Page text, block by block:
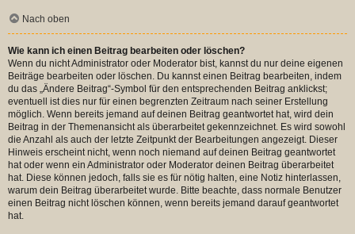
Nach oben
Wie kann ich einen Beitrag bearbeiten oder löschen?
Wenn du nicht Administrator oder Moderator bist, kannst du nur deine eigenen
Beiträge bearbeiten oder löschen. Du kannst einen Beitrag bearbeiten, indem
du das „Ändere Beitrag“-Symbol für den entsprechenden Beitrag anklickst;
eventuell ist dies nur für einen begrenzten Zeitraum nach seiner Erstellung
möglich. Wenn bereits jemand auf deinen Beitrag geantwortet hat, wird dein
Beitrag in der Themenansicht als überarbeitet gekennzeichnet. Es wird sowohl
die Anzahl als auch der letzte Zeitpunkt der Bearbeitungen angezeigt. Dieser
Hinweis erscheint nicht, wenn noch niemand auf deinen Beitrag geantwortet
hat oder wenn ein Administrator oder Moderator deinen Beitrag überarbeitet
hat. Diese können jedoch, falls sie es für nötig halten, eine Notiz hinterlassen,
warum dein Beitrag überarbeitet wurde. Bitte beachte, dass normale Benutzer
einen Beitrag nicht löschen können, wenn bereits jemand darauf geantwortet
hat.